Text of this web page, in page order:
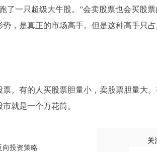
了一只超级大牛股。”会卖股票也会买股
势，是真正的市场高手。但是这种高手只
票。有的人买股票胆量小，卖股票胆量大
就是一个万花筒。
向投资策略
关